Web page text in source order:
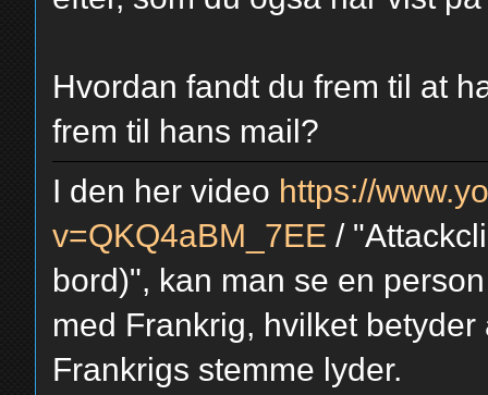
Hvordan fandt du frem til at
frem til hans mail?
I den her video https://
v=QKQ4aBM_7EE /
bord)", kan man se en
med Frankrig, hvilket
Frankrigs stemme lyder.